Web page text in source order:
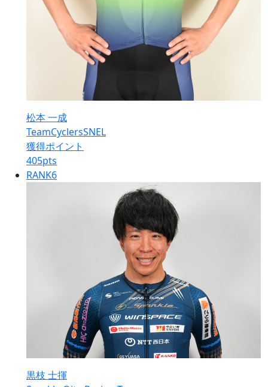
松本 一成
TeamCyclersSNEL
獲得ポイント
405pts
RANK6
黒枝 士揮